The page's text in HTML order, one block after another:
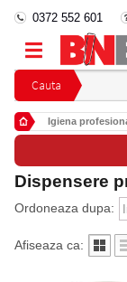
Cauta
0372 552 601
Igiena
Dispensere
Ordoneaza dupa:
Afiseaza ca: